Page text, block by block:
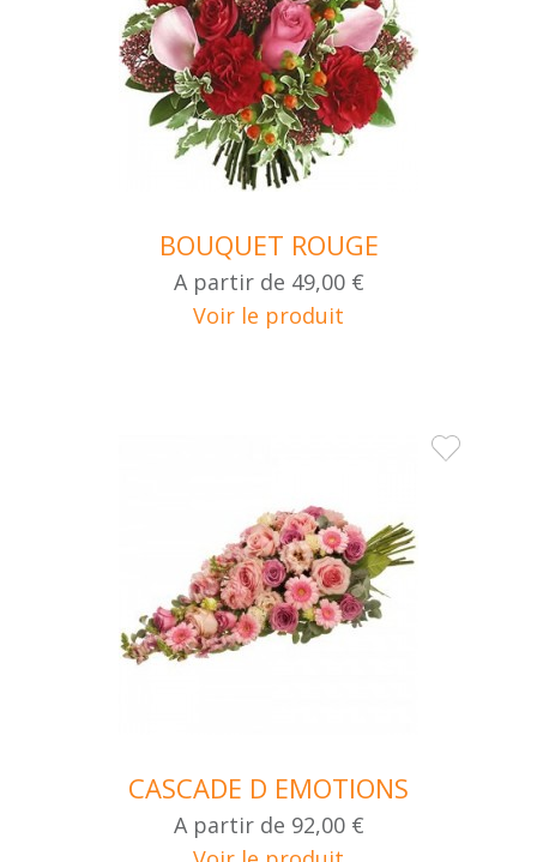
BOUQUET ROUGE
A partir de 49,00 €
Voir le produit
CASCADE D EMOTIONS
A partir de 92,00 €